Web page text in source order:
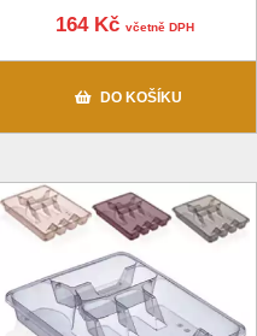
164 Kč včetně DPH
DO KOŠÍKU